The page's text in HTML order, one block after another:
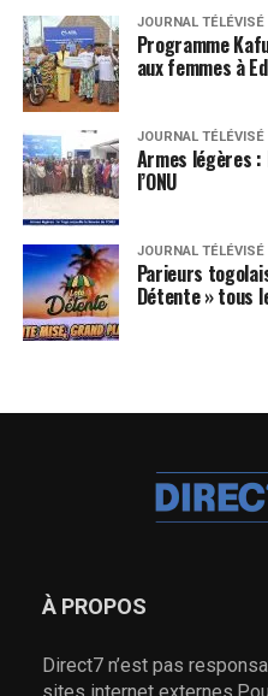
JOURNAL
Programme
aux femmes à
JOURNAL
Armes légères :
l’ONU
JOURNAL
Parieurs
Détente » tous
À PROPOS
Direct7 n’est pas